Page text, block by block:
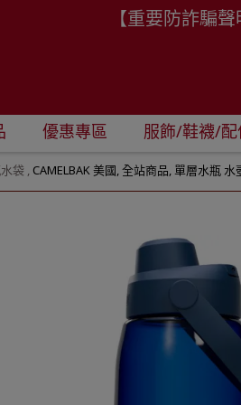
【重要防詐騙
優惠專區 服飾/鞋襪/配
袋 , CAMELBAK 美國,全站商品,單層水瓶 水